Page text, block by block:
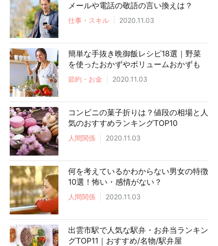
メールや電話の敬語の言い換えは？
仕事・スキル 2020.11.03
簡単な手抜き晩御飯レシピ18選｜野菜
を使ったおかずやボリュームおかずも
節約・お金 2020.11.03
コンビニの菓子折りは？値段の相場と人
気のおすすめランキングTOP10
人間関係 2020.11.03
何を考えているかわからない男女の特徴
10選！怖い・感情がない？
人間関係 2020.11.03
出雲市駅で人気な駅弁・お弁当ランキン
グTOP11｜おすすめ/名物/駅弁屋